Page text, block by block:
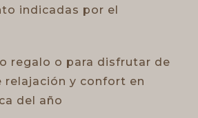
indicadas por el
regalo o para disfrutar de
relajación y confort en
del año